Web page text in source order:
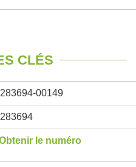
CLÉS
00149
le numéro